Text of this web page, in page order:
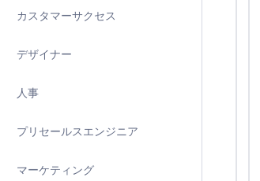
カスタマーサクセス
デザイナー
人事
プリセールスエンジニア
マーケティング